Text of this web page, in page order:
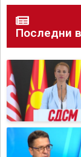
Последни